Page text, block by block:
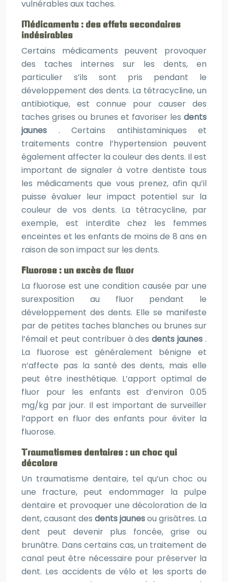
vulnérables aux taches.
Médicaments : des effets secondaires
indésirables
Certains médicaments peuvent provoquer
des taches internes sur les dents, en
particulier s’ils sont pris pendant le
développement des dents. La tétracycline, un
antibiotique, est connue pour causer des
taches grises ou brunes et favoriser les dents
jaunes . Certains antihistaminiques et
traitements contre l’hypertension peuvent
également affecter la couleur des dents. Il est
important de signaler à votre dentiste tous
les médicaments que vous prenez, afin qu’il
puisse évaluer leur impact potentiel sur la
couleur de vos dents. La tétracycline, par
exemple, est interdite chez les femmes
enceintes et les enfants de moins de 8 ans en
raison de son impact sur les dents.
Fluorose : un excès de fluor
La fluorose est une condition causée par une
surexposition au fluor pendant le
développement des dents. Elle se manifeste
par de petites taches blanches ou brunes sur
l’émail et peut contribuer à desdents jaunes .
La fluorose est généralement bénigne et
n’affecte pas la santé des dents, mais elle
peut être inesthétique. L’apport optimal de
fluor pour les enfants est d’environ 0.05
mg/kg par jour. Il est important de surveiller
l’apport en fluor des enfants pour éviter la
fluorose.
Traumatismes dentaires : un choc qui
décolore
Un traumatisme dentaire, tel qu’un choc ou
une fracture, peut endommager la pulpe
dentaire et provoquer une décoloration de la
dent, causant des dents jaunesou grisâtres. La
dent peut devenir plus foncée, grise ou
brunâtre. Dans certains cas, un traitement de
canal peut être nécessaire pour préserver la
dent. Les accidents de vélo et les sports de